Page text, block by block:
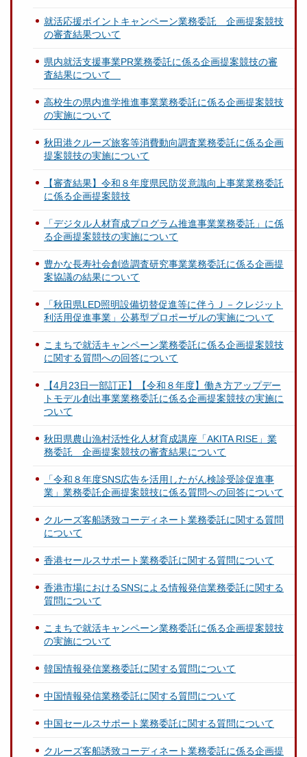
就活応援ポイントキャンペーン業務委託 企画提案競技
の審査結果ついて
県内就活支援事業PR業務委託に係る企画提案競技の審
査結果について
高校生の県内進学推進事業業務委託に係る企画提案競技
の実施について
秋田港クルーズ旅客等消費動向調査業務委託に係る企画
提案競技の実施について
【審査結果】令和８年度県民防災意識向上事業業務委託
に係る企画提案競技
「デジタル人材育成プログラム推進事業業務委託」に係
る企画提案競技の実施について
豊かな長寿社会創造調査研究事業業務委託に係る企画提
案協議の結果について
「秋田県LED照明設備切替促進等に伴うＪ－クレジット
利活用促進事業」公募型プロポーザルの実施について
こまちで就活キャンペーン業務委託に係る企画提案競技
に関する質問への回答について
【4月23日一部訂正】【令和８年度】働き方アップデー
トモデル創出事業業務委託に係る企画提案競技の実施に
ついて
秋田県農山漁村活性化人材育成講座「AKITA RISE」業
務委託 企画提案競技の審査結果について
「令和８年度SNS広告を活用したがん検診受診促進事
業」業務委託企画提案競技に係る質問への回答について
クルーズ客船誘致コーディネート業務委託に関する質問
について
香港セールスサポート業務委託に関する質問について
香港市場におけるSNSによる情報発信業務委託に関する
質問について
こまちで就活キャンペーン業務委託に係る企画提案競技
の実施について
韓国情報発信業務委託に関する質問について
中国情報発信業務委託に関する質問について
中国セールスサポート業務委託に関する質問について
クルーズ客船誘致コーディネート業務委託に係る企画提